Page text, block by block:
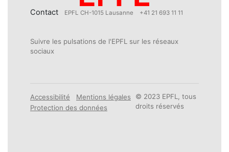
Contact EPFL CH-1015 Lausanne +41 21 693 11 11
Suivre les pulsations de l'EPFL sur les réseaux
sociaux
Accessibilité
Mentions légales
Protection des données
© 2023 EPFL, tous
droits réservés